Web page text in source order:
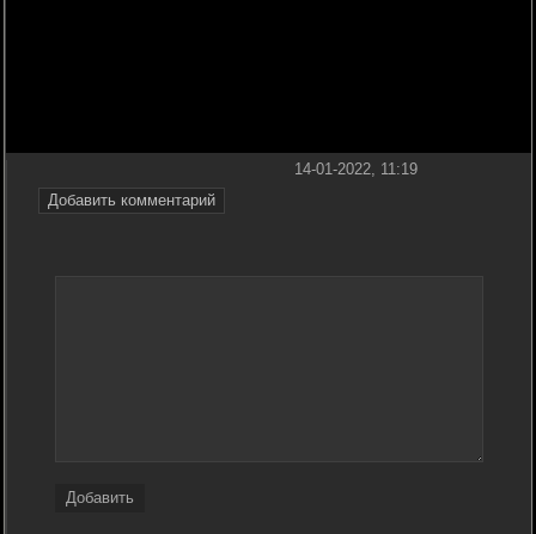
Добавить комментарий
14-01-2022, 11:19
Добавить